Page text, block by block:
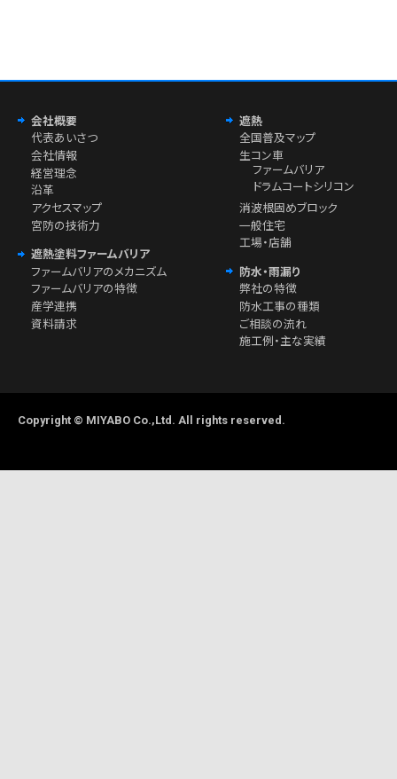
会社概要
代表あいさつ
会社情報
経営理念
沿革
アクセスマップ
宮防の技術力
遮熱塗料ファームバリア
ファームバリアのメカニズム
ファームバリアの特徴
産学連携
資料請求
遮熱
全国普及マップ
生コン車
ファームバリア
ドラムコートシリコン
消波根固めブロック
一般住宅
工場・店舗
防水・雨漏り
弊社の特徴
防水工事の種類
ご相談の流れ
施工例・主な実績
Copyright © MIYABO Co.,Ltd. All rights reserved.